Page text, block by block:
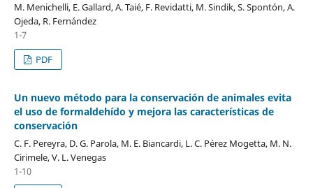
M. Menichelli, E. Gallard, A. Taié, F. Revidatti, M. Sindik, S. Spontón, A.
Ojeda, R. Fernández
1-7
PDF
Un nuevo método para la conservación de animales evita
el uso de formaldehído y mejora las características de
conservación
C. F. Pereyra, D. G. Parola, M. E. Biancardi, L. C. Pérez Mogetta, M. N.
Cirimele, V. L. Venegas
1-10